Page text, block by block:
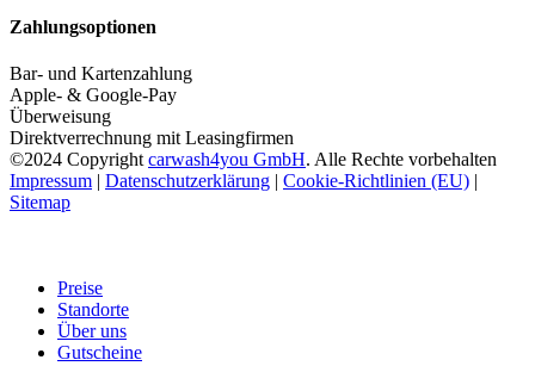
Zahlungsoptionen
Bar- und Kartenzahlung
Apple- & Google-Pay
Überweisung
Direktverrechnung mit Leasingfirmen
©2024 Copyright carwash4you GmbH. Alle Rechte vorbehalten
Impressum | Datenschutz­erklärung | Cookie-Richtlinien (EU) |
Sitemap
Preise
Standorte
Über uns
Gutscheine